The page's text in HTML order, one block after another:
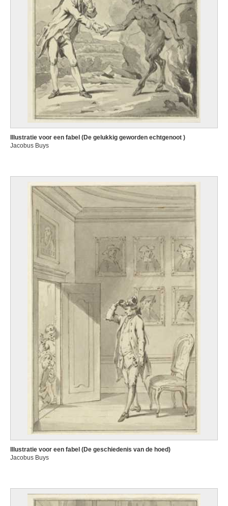
Illustratie voor een fabel (De gelukkig geworden echtgenoot )
Jacobus Buys
Illustratie voor een fabel (De geschiedenis van de hoed)
Jacobus Buys